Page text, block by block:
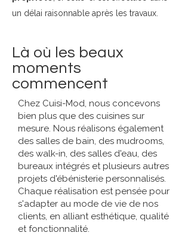
un délai raisonnable après les travaux.
Là où les beaux
moments
commencent
Chez Cuisi-Mod, nous concevons
bien plus que des cuisines sur
mesure. Nous réalisons également
des salles de bain, des mudrooms,
des walk-in, des salles d'eau, des
bureaux intégrés et plusieurs autres
projets d'ébénisterie personnalisés.
Chaque réalisation est pensée pour
s'adapter au mode de vie de nos
clients, en alliant esthétique, qualité
et fonctionnalité.